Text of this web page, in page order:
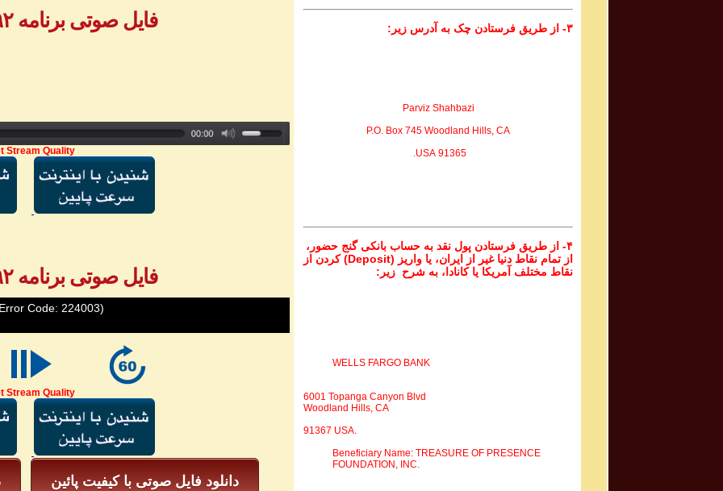
فایل صوتی برنامه ۹۹۲ - بخش ۳
Stream Quality
فایل صوتی برنامه ۹۹۲ - بخش ۴
Code: 224003)
Stream Quality
دانلود فایل صوتی با کیفیت پائین
۳- از طریق فرستادن چک به آدرس زیر:
Parviz Shahbazi
P.O. Box 745 Woodland Hills, CA
91365 USA.
۴- از طریق فرستادن پول نقد به حساب بانکی گنج حضور،
از تمام نقاط دنیا غیر از ایران، یا واریز (Deposit) کردن از
نقاط مختلف آمریکا یا کانادا، به شرح زیر:
WELLS FARGO BANK
6001 Topanga Canyon Blvd
Woodland Hills, CA
91367 USA.
Beneficiary Name: TREASURE OF PRESENCE
FOUNDATION, INC.